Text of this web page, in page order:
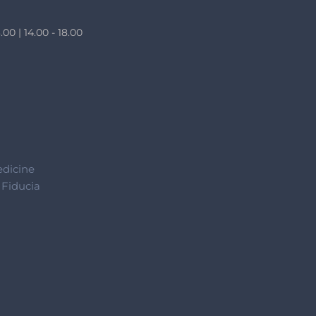
| 14.00 - 18.00